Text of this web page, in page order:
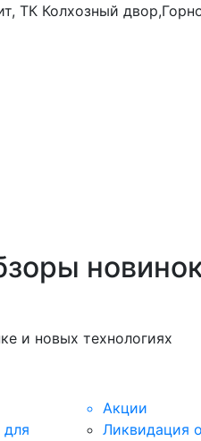
ТК Колхозный
и новых технологиях
Акции
Ликвидация